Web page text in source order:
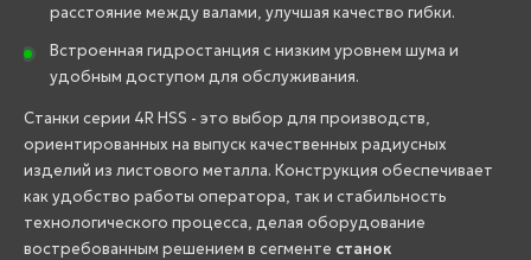
расстояние между валами, улучшая качество гибки.
Встроенная гидростанция с низким уровнем шума и
удобным доступом для обслуживания.
Станки серии 4R HSS - это выбор для производств,
ориентированных на выпуск качественных радиусных
изделий из листового металла. Конструкция обеспечивает
как удобство работы оператора, так и стабильность
технологического процесса, делая оборудование
востребованным решением в сегменте станок